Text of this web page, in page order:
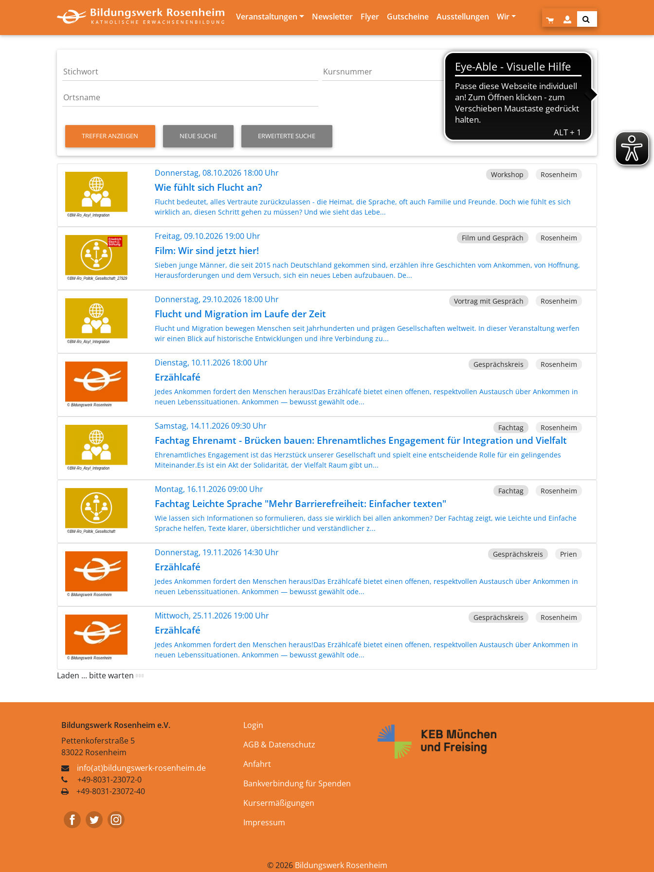
Veranstaltungen Newsletter Flyer Gutscheine Ausstellungen Wir
TREFFER ANZEIGEN NEUE SUCHE ERWEITERTE SUCHE
Donnerstag, 08.10.2026 18:00 Uhr Workshop Rosenheim
Wie fühlt sich Flucht an?
Flucht bedeutet, alles Vertraute zurückzulassen - die Heimat, die Sprache, oft auch Familie und Freunde. Doch wie fühlt es sich
wirklich an, diesen Schritt gehen zu müssen? Und wie sieht das Lebe...
Freitag, 09.10.2026 19:00 Uhr Film und Gespräch Rosenheim
Film: Wir sind jetzt hier!
Sieben junge Männer, die seit 2015 nach Deutschland gekommen sind, erzählen ihre Geschichten vom Ankommen, von Hoffnung,
Herausforderungen und dem Versuch, sich ein neues Leben aufzubauen. De...
Donnerstag, 29.10.2026 18:00 Uhr Vortrag mit Gespräch Rosenheim
Flucht und Migration im Laufe der Zeit
Flucht und Migration bewegen Menschen seit Jahrhunderten und prägen Gesellschaften weltweit. In dieser Veranstaltung werfen
wir einen Blick auf historische Entwicklungen und ihre Verbindung zu...
Dienstag, 10.11.2026 18:00 Uhr Gesprächskreis Rosenheim
Erzählcafé
Jedes Ankommen fordert den Menschen heraus!Das Erzählcafé bietet einen offenen, respektvollen Austausch über Ankommen in
neuen Lebenssituationen. Ankommen — bewusst gewählt ode...
Samstag, 14.11.2026 09:30 Uhr Fachtag Rosenheim
Fachtag Ehrenamt - Brücken bauen: Ehrenamtliches Engagement für Integration und Vielfalt
Ehrenamtliches Engagement ist das Herzstück unserer Gesellschaft und spielt eine entscheidende Rolle für ein gelingendes
Miteinander.Es ist ein Akt der Solidarität, der Vielfalt Raum gibt un...
Montag, 16.11.2026 09:00 Uhr Fachtag Rosenheim
Fachtag Leichte Sprache "Mehr Barrierefreiheit: Einfacher texten"
Wie lassen sich Informationen so formulieren, dass sie wirklich bei allen ankommen? Der Fachtag zeigt, wie Leichte und Einfache
Sprache helfen, Texte klarer, übersichtlicher und verständlicher z...
Donnerstag, 19.11.2026 14:30 Uhr Gesprächskreis Prien
Erzählcafé
Jedes Ankommen fordert den Menschen heraus!Das Erzählcafé bietet einen offenen, respektvollen Austausch über Ankommen in
neuen Lebenssituationen. Ankommen — bewusst gewählt ode...
Mittwoch, 25.11.2026 19:00 Uhr Gesprächskreis Rosenheim
Erzählcafé
Jedes Ankommen fordert den Menschen heraus!Das Erzählcafé bietet einen offenen, respektvollen Austausch über Ankommen in
neuen Lebenssituationen. Ankommen — bewusst gewählt ode...
Laden ... bitte warten
Bildungswerk Rosenheim e.V.
Pettenkoferstraße 5
83022 Rosenheim
info(at)bildungswerk-rosenheim.de
+49-8031-23072-0
+49-8031-23072-40
Login
AGB & Datenschutz
Anfahrt
Bankverbindung für Spenden
Kursermäßigungen
Impressum
© 2026 Bildungswerk Rosenheim